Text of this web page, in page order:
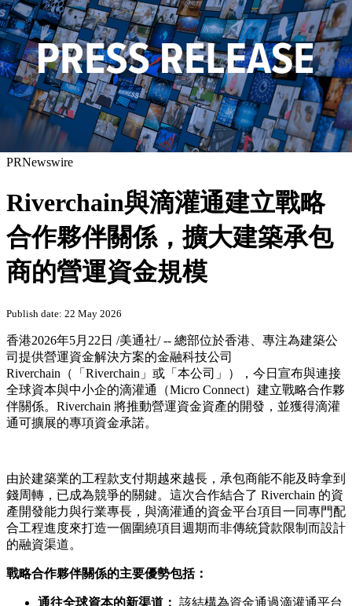
PRNewswire
Riverchain與滴灌通建立戰略
合作夥伴關係，擴大建築承包
商的營運資金規模
Publish date: 22 May 2026
香港2026年5月22日 /美通社/ -- 總部位於香港、專注為建築公
司提供營運資金解決方案的金融科技公司
Riverchain（「Riverchain」或「本公司」），今日宣布與連接
全球資本與中小企的滴灌通（Micro Connect）建立戰略合作夥
伴關係。Riverchain 將推動營運資金資產的開發，並獲得滴灌
通可擴展的專項資金承諾。
由於建築業的工程款支付期越來越長，承包商能不能及時拿到
錢周轉，已成為競爭的關鍵。這次合作結合了 Riverchain 的資
產開發能力與行業專長，與滴灌通的資金平台項目一同專門配
合工程進度來打造一個圍繞項目週期而非傳統貸款限制而設計
的融資渠道。
戰略合作夥伴關係的主要優勢包括：
通往全球資本的新渠道： 該結構為資金通過滴灌通平台